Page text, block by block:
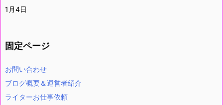
1月4日
固定ページ
お問い合わせ
ブログ概要＆運営者紹介
ライターお仕事依頼